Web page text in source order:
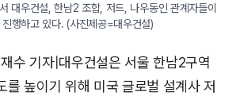
대우건설, 한남2 조합, 저드, 나우동인 관계자들이
행하고 있다. (사진제공=대우건설)
수 기자|대우건설은 서울 한남2구역
를 높이기 위해 미국 글로벌 설계사 저